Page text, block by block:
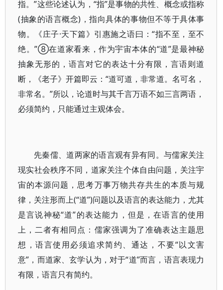
指。”这些论述认为，“指”是事物的共性、概念或指称
(抽象的语言概念)，指向具体的事物但不等于具体事
物。《庄子·天下篇》引惠施之语曰：“指不至，至不
绝。”⑧在道家看来，作为宇宙本体的“道”是最神秘
抽象无形的，语言对它的表达十分有限，言语则道
断，《老子》开篇即云：“道可道，非常道。名可名，
非常名。”所以，论道时与其千言万语不如三言两语，
必须简约，只能通过主观体会。
先秦儒、道两家的语言观有异有同。与儒家关注
现实社会秩序不同，道家关注个体自由问题，关注宇
宙的本源问题，思考万事万物共存共生的本质与规
律，关注形而上(“道”)问题以及语言的表达能力，尤其
是言说神秘“道”的表达能力，但是，在语言的使用
上，二者有相同点：儒家强调为了准确表达主题思
想，语言使用必须追求简约、通达，不要“以文害
意”，而道家、玄学认为，对于“道”而言，语言表现力
有限，语言只有简约。